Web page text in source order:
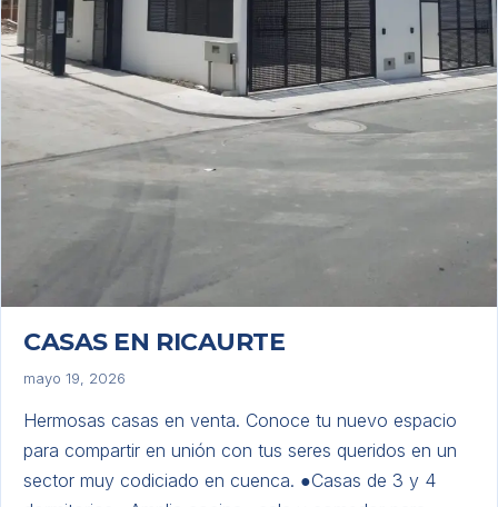
CASAS EN RICAURTE
mayo 19, 2026
Hermosas casas en venta. Conoce tu nuevo espacio
para compartir en unión con tus seres queridos en un
sector muy codiciado en cuenca. ●Casas de 3 y 4